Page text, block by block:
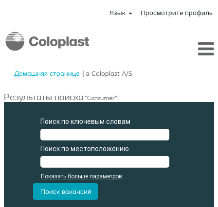
Язык Просмотрите профиль
Домашняя страница | в Coloplast A/S(текущая
Результаты поиска"Consumer".
Поиск по ключевым словам
Поиск по местоположению
Показать больше параметров